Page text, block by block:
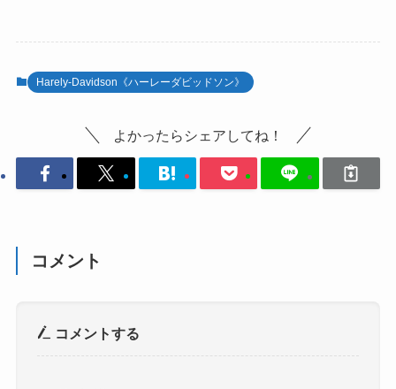
Harely-Davidson《ハーレーダビッドソン》
よかったらシェアしてね！
コメント
コメントする